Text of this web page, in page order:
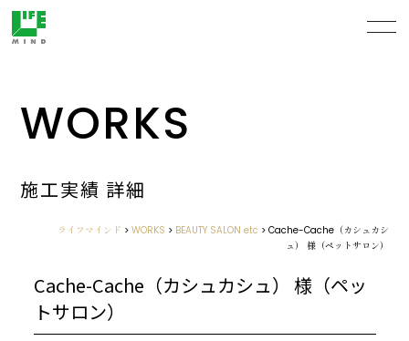
WORKS
施工実績 詳細
ライフマインド > WORKS > BEAUTY SALON etc > Cache-Cache（カシュカシ
ュ） 様（ペットサロン）
Cache-Cache（カシュカシュ） 様（ペッ
トサロン）